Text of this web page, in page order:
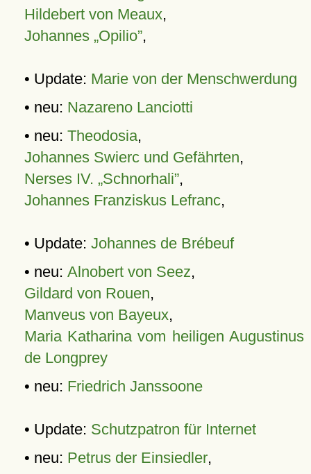
Hildebert von Meaux,
Johannes „Opilio”,
• Update: Marie von der Menschwerdung
• neu: Nazareno Lanciotti
• neu: Theodosia,
Johannes Swierc und Gefährten,
Nerses IV. „Schnorhali”,
Johannes Franziskus Lefranc,
• Update: Johannes de Brébeuf
• neu: Alnobert von Seez,
Gildard von Rouen,
Manveus von Bayeux,
Maria Katharina vom heiligen Augustinus
de Longprey
• neu: Friedrich Janssoone
• Update: Schutzpatron für Internet
• neu: Petrus der Einsiedler,